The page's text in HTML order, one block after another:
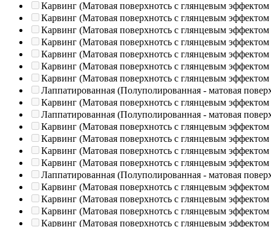
Карвинг (Матовая поверхнотсь с глянцевым эффектом
Карвинг (Матовая поверхнотсь с глянцевым эффектом
Карвинг (Матовая поверхнотсь с глянцевым эффектом
Карвинг (Матовая поверхнотсь с глянцевым эффектом
Карвинг (Матовая поверхнотсь с глянцевым эффектом
Карвинг (Матовая поверхнотсь с глянцевым эффектом
Карвинг (Матовая поверхнотсь с глянцевым эффектом
Лаппатированная (Полуполированная - матовая
Карвинг (Матовая поверхнотсь с глянцевым эффектом
Лаппатированная (Полуполированная - матовая
Карвинг (Матовая поверхнотсь с глянцевым эффектом
Карвинг (Матовая поверхнотсь с глянцевым эффектом
Карвинг (Матовая поверхнотсь с глянцевым эффектом
Карвинг (Матовая поверхнотсь с глянцевым эффектом
Лаппатированная (Полуполированная - матовая
Карвинг (Матовая поверхнотсь с глянцевым эффектом
Карвинг (Матовая поверхнотсь с глянцевым эффектом
Карвинг (Матовая поверхнотсь с глянцевым эффектом
Карвинг (Матовая поверхнотсь с глянцевым эффектом